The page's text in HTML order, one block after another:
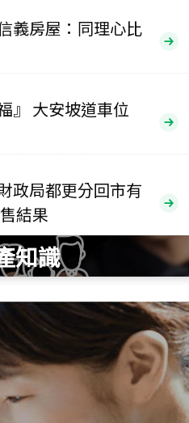
路二段
5,800萬
1,938萬
總價
1,020萬
總價
490萬
義房屋：同理心比
』 大安坡道車位
政局都更分回市有
結果
知識